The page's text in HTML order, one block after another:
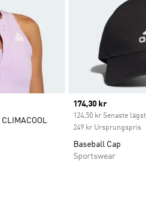
Current price
174,30 kr
124,50 kr Senaste
249 kr Ursprungspris
Baseball Cap
Sportswear